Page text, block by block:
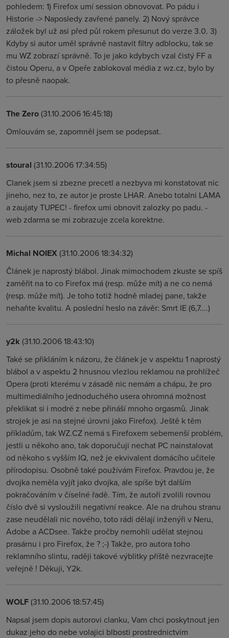
pohledem: 1) Firefox umí session obnovovat. Po pádu i
Historie -> Naposledy zavřené panely. 2) Nový správce
záložek byl už asi před půl rokem přesunut do verze 3.0. 3)
Kdyby si autor uměl správně nastavit filtry adblocku, tak se
mu WZ zobrazí správně. To je jako kdybych vzal čistý FF a
čistou Operu, a v Opeře zablokoval média z wz.cz, bylo by
to přesně naopak.
The Zero(31.10.2006 16:45:18)
Omlouvám se, zapomněl jsem se podepsat.
stoural (31.10.2006 17:34:55)
Clanek jsem si zbezne precetl a nezbyva mi konstatovat nic
jineho, nez to, ze autor je proste LHAR. Anebo totalni LAMA
a zaujaty TUPEC! - firefox umi obnovit zalozky po padu. -
web zdarma se mi zobrazuje zcela korektne.
Michal NOIEX(31.10.2006 18:34:32)
Článek je naprostý blábol. Jinak mimochodem zkuste se spíš
zaměřit na to co Firefox má (resp. může mít) a ne co nemá
(resp. může mít). Je toho totiž hodně mladej pane, takže
nehaňte kvalitu. A poslední heslo na závěr: Smrt IE (6,7....)
y2k (31.10.2006 18:43:10)
Také se přikláním k názoru, že článek je v aspektu 1 naprostý
blábol a v aspektu 2 hnusnou vlezlou reklamou na prohlížeč
Opera (proti kterému v zásadě nic nemám a chápu, že pro
multimediálního jednoduchého usera ohromná možnost
překlikat si i modré z nebe přináší mnoho orgasmů. Jinak
strojek je asi na stejné úrovni jako Firefox). Ještě k těm
příkladům, tak WZ.CZ nemá s Firefoxem sebemenší problém,
jestli u někoho ano, tak doporučuji nechat PC nainstalovat
od někoho s vyšším IQ, než je ekvivalent domácího učitele
přírodopisu. Osobně také používám Firefox. Pravdou je, že
dvojka neměla vyjít jako dvojka, ale spíše být dalším
pokračováním v číselné řadě. Tím, že autoři zvolili rovnou
číslo dvě si vysloužili negativní reakce. Ale na druhou stranu
zase neudělali nic nového, toto rádi dělají inženýři v Neru,
Adobe a ACDsee. Takže pročby nemohli udělat stejnou
prasárnu i pro Firefox, že ? ;-) Takže, pro autora toho
reklamního slintu, raději takové výblitky příště nezvracejte
veřejně ! Děkuji, Y2k.
WOLF(31.10.2006 18:57:45)
Napsal jsem dopis autorovi clanku, Vam chci poskytnout jen
dukaz jeho do nebe volajici blbosti prostrednictvim